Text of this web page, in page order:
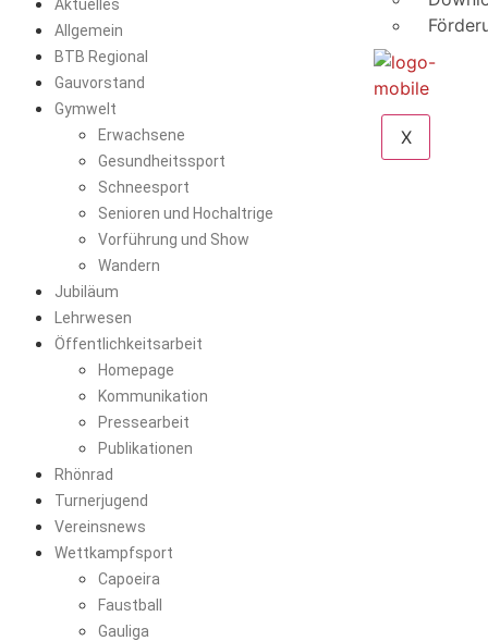
X
Aktuelles
Allgemein
BTB Regional
Gauvorstand
Gymwelt
Erwachsene
Gesundheitssport
Schneesport
Senioren und Hochaltrige
Vorführung und Show
Wandern
Jubiläum
Lehrwesen
Öffentlichkeitsarbeit
Homepage
Kommunikation
Pressearbeit
Publikationen
Rhönrad
Turnerjugend
Vereinsnews
Wettkampfsport
Capoeira
Faustball
Gauliga